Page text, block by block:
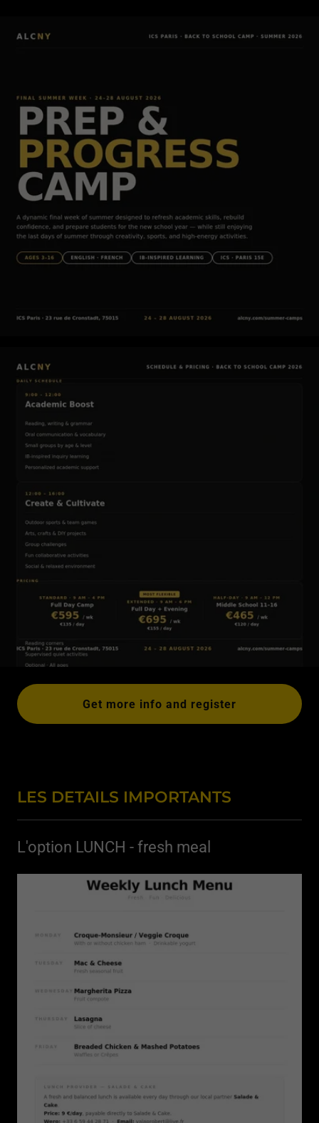
Get more info and register
LES DETAILS IMPORTANTS
L'option LUNCH - fresh meal